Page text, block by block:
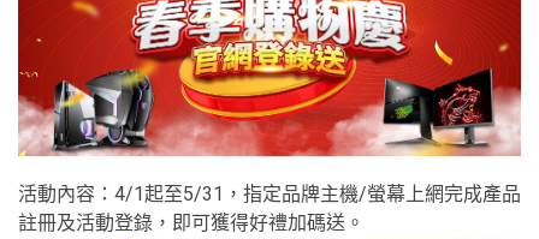
活動內容：4/1起至5/31，指定品牌主機/螢幕上網完成產品
註冊及活動登錄，即可獲得好禮加碼送。